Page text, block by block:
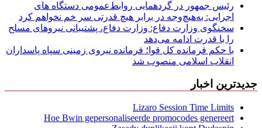
رئیس جمهور در گردهمایی روابط‌عمومی دستگاه های
اجرایی: به‌هیچ‌وجه در برابر هیچ قدرتی سر خم نخواهم کرد
سخنگوی وزارت دفاع: وزارت دفاع، پشتیبانی نیرو‌های مسلح
را با قدرت ادامه می‌دهد
با حکم فرمانده کل قوا؛ فرمانده نیروی زمینی سپاه پاسداران
انقلاب اسلامی منصوب شد
جدیدترین اخبار
Lizaro Session Time Limits
Hoe Bwin gepersonaliseerde promocodes genereert